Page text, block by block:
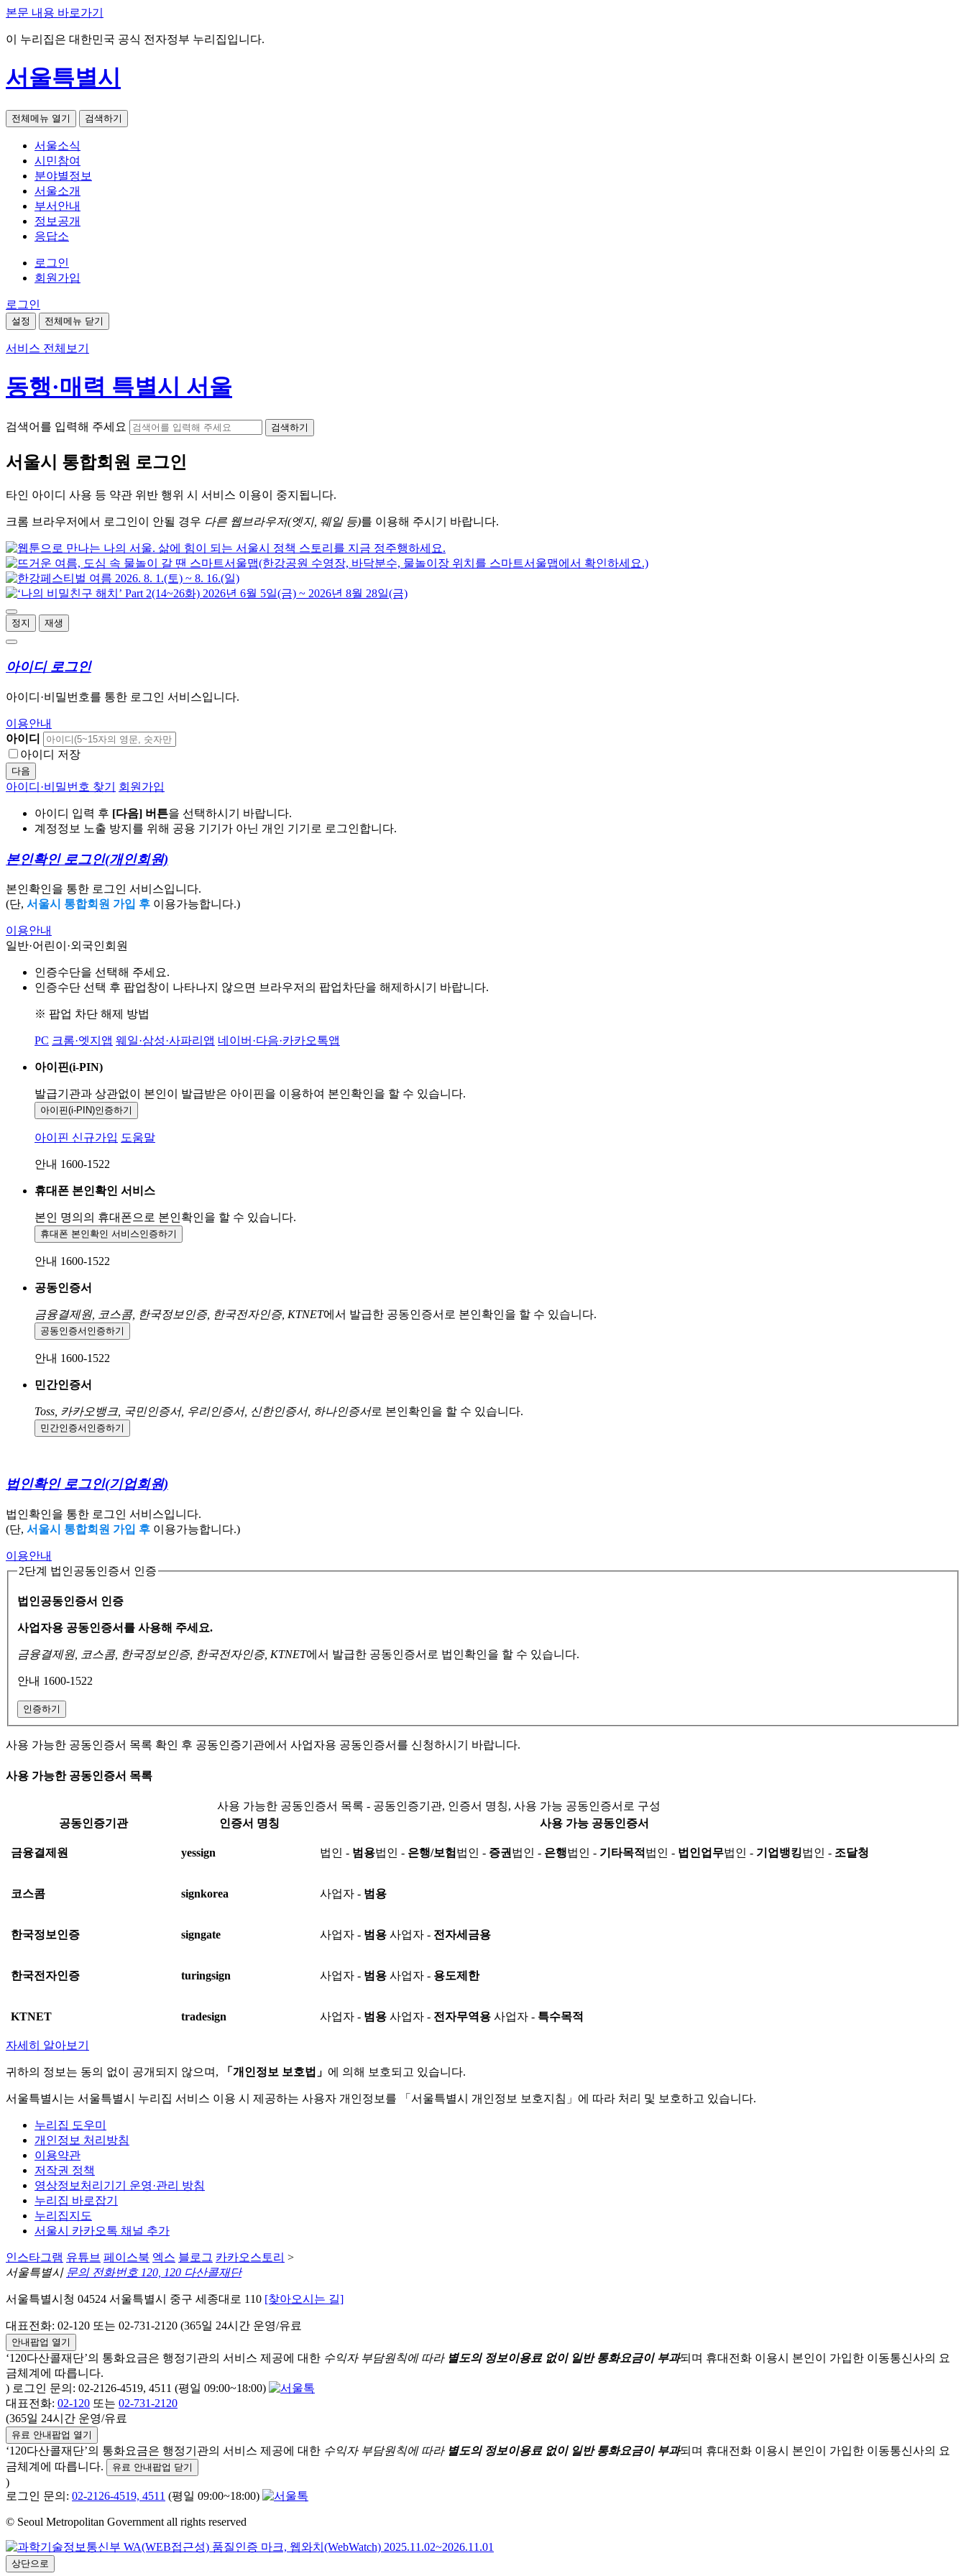
본문 내용 바로가기
이 누리집은 대한민국 공식 전자정부 누리집입니다.
서울특별시
전체메뉴 열기 검색하기
서울소식
시민참여
분야별정보
서울소개
부서안내
정보공개
응답소
로그인
회원가입
로그인
설정 전체메뉴 닫기
서비스 전체보기
동행·매력 특별시 서울
검색어를 입력해 주세요 검색하기
서울시 통합회원 로그인
타인 아이디 사용 등 약관 위반 행위 시 서비스 이용이 중지됩니다.
크롬 브라우저에서 로그인이 안될 경우 다른 웹브라우저(엣지, 웨일 등)를 이용해 주시기 바랍니다.
정지 재생
아이디 로그인
아이디·비밀번호를 통한 로그인 서비스입니다.
이용안내
아이디
아이디 저장
다음
아이디·비밀번호 찾기 회원가입
아이디 입력 후 [다음] 버튼을 선택하시기 바랍니다.
계정정보 노출 방지를 위해 공용 기기가 아닌 개인 기기로 로그인합니다.
본인확인 로그인(개인회원)
본인확인을 통한 로그인 서비스입니다.
(단, 서울시 통합회원 가입 후 이용가능합니다.)
이용안내
일반·어린이·외국인회원
인증수단을 선택해 주세요.
인증수단 선택 후 팝업창이 나타나지 않으면 브라우저의 팝업차단을 해제하시기 바랍니다.
※ 팝업 차단 해제 방법
PC 크롬·엣지앱 웨일·삼성·사파리앱 네이버·다음·카카오톡앱
아이핀(i-PIN)
발급기관과 상관없이 본인이 발급받은 아이핀을 이용하여 본인확인을 할 수 있습니다.
아이핀(i-PIN)인증하기
아이핀 신규가입 도움말
안내 1600-1522
휴대폰 본인확인 서비스
본인 명의의 휴대폰으로 본인확인을 할 수 있습니다.
휴대폰 본인확인 서비스인증하기
안내 1600-1522
공동인증서
금융결제원, 코스콤, 한국정보인증, 한국전자인증, KTNET에서 발급한 공동인증서로 본인확인을 할 수 있습니다.
공동인증서 인증하기
안내 1600-1522
민간인증서
Toss, 카카오뱅크, 국민인증서, 우리인증서, 신한인증서, 하나인증서로 본인확인을 할 수 있습니다.
민간인증서 인증하기
법인확인 로그인(기업회원)
법인확인을 통한 로그인 서비스입니다.
(단, 서울시 통합회원 가입 후 이용가능합니다.)
이용안내
2단계 법인공동인증서 인증
법인공동인증서 인증
사업자용 공동인증서를 사용해 주세요.
금융결제원, 코스콤, 한국정보인증, 한국전자인증, KTNET에서 발급한 공동인증서로 법인확인을 할 수 있습니다.
안내 1600-1522
인증하기
사용 가능한 공동인증서 목록 확인 후 공동인증기관에서 사업자용 공동인증서를 신청하시기 바랍니다.
사용 가능한 공동인증서 목록
사용 가능한 공동인증서 목록 - 공동인증기관, 인증서 명칭, 사용 가능 공동인증서로 구성
공동인증기관
인증서 명칭 사용 가능 공동인증서
금융결제원 yessign 법인 - 범용법인 - 은행/보험 법인 - 증권 법인 - 은행법인 - 기타목적 법인 - 법인업무법인 - 기업뱅킹법인 - 조달청
코스콤 signkorea 사업자 - 범용
한국정보인증 signgate 사업자 - 범용 사업자 - 전자세금용
한국전자인증 turingsign 사업자 - 범용 사업자 - 용도제한
KTNET tradesign 사업자 - 범용 사업자 - 전자무역용 사업자 - 특수목적
자세히 알아보기
귀하의 정보는 동의 없이 공개되지 않으며, 「개인정보 보호법」 에 의해 보호되고 있습니다.
서울특별시는 서울특별시 누리집 서비스 이용 시 제공하는 사용자 개인정보를 「서울특별시 개인정보 보호지침」에 따라 처리 및 보호하고 있습니다.
누리집 도우미
개인정보 처리방침
이용약관
저작권 정책
영상정보처리기기 운영·관리 방침
누리집 바로잡기
누리집지도
서울시 카카오톡 채널 추가
인스타그램 유튜브 페이스북 엑스 블로그 카카오스토리 >
서울특별시 문의 전화번호 120, 120 다산콜재단
서울특별시청 04524 서울특별시 중구 세종대로 110 [찾아오시는 길]
대표전화: 02-120 또는 02-731-2120 (365일 24시간 운영/유료
안내팝업 열기
‘120다산콜재단’의 통화요금은 행정기관의 서비스 제공에 대한 수익자 부담원칙에 따라 별도의 정보이용료 없이 일반 통화요금이 부과되며 휴대전화 이용시 본인이 가입한 이동통신사의 요
금체계에 따릅니다.
) 로그인 문의: 02-2126-4519, 4511 (평일 09:00~18:00)
대표전화: 02-120 또는 02-731-2120
(365일 24시간 운영/유료
유료 안내팝업 열기
‘120다산콜재단’의 통화요금은 행정기관의 서비스 제공에 대한 수익자 부담원칙에 따라 별도의 정보이용료 없이 일반 통화요금이 부과되며 휴대전화 이용시 본인이 가입한 이동통신사의 요
금체계에 따릅니다.
유료 안내팝업 닫기
)
로그인 문의: 02-2126-4519, 4511 (평일 09:00~18:00)
© Seoul Metropolitan Government all rights reserved
상단으로